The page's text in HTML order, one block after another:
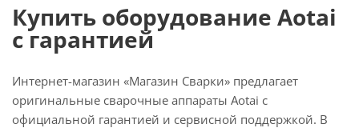
Купить оборудование Aotai
с гарантией
Интернет-магазин «Магазин Сварки» предлагает
оригинальные сварочные аппараты Aotai с
официальной гарантией и сервисной поддержкой. В